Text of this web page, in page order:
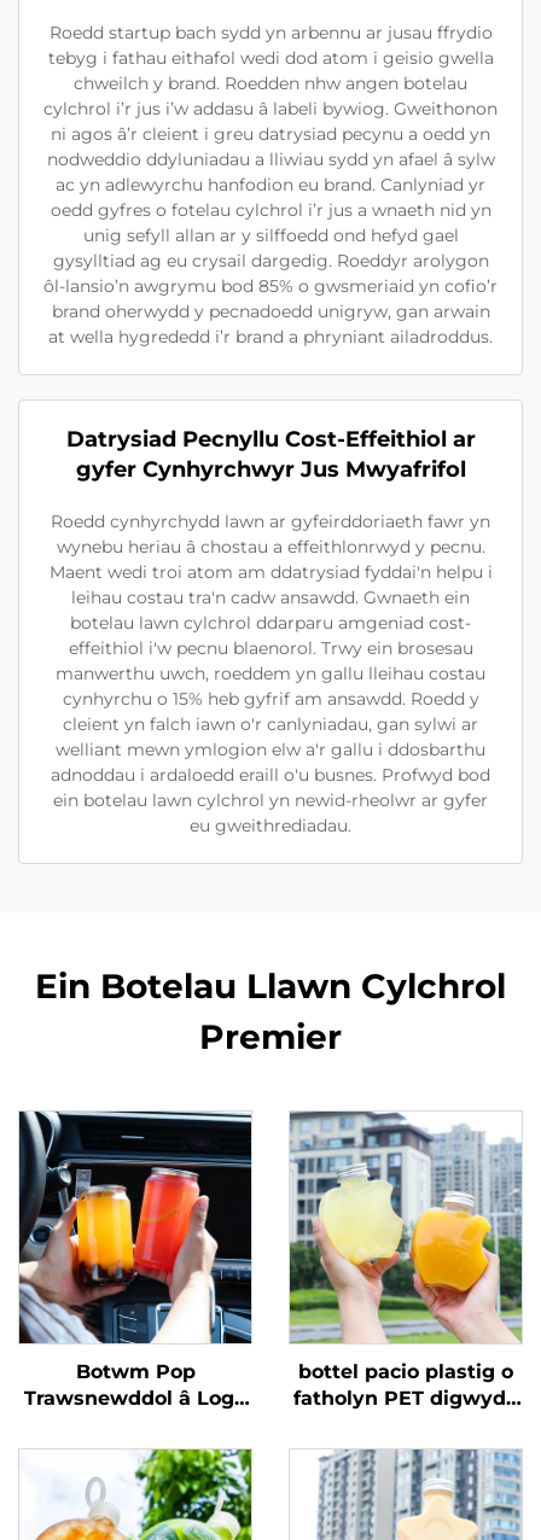
Roedd startup bach sydd yn arbennu ar jusau ffrydio
tebyg i fathau eithafol wedi dod atom i geisio gwella
chweilch y brand. Roedden nhw angen botelau
cylchrol i’r jus i’w addasu â labeli bywiog. Gweithonon
ni agos â’r cleient i greu datrysiad pecynu a oedd yn
nodweddio ddyluniadau a lliwiau sydd yn afael â sylw
ac yn adlewyrchu hanfodion eu brand. Canlyniad yr
oedd gyfres o fotelau cylchrol i’r jus a wnaeth nid yn
unig sefyll allan ar y silffoedd ond hefyd gael
gysylltiad ag eu crysail dargedig. Roeddyr arolygon
ôl-lansio’n awgrymu bod 85% o gwsmeriaid yn cofio’r
brand oherwydd y pecnadoedd unigryw, gan arwain
at wella hygrededd i’r brand a phryniant ailadroddus.
Datrysiad Pecnyllu Cost-Effeithiol ar
gyfer Cynhyrchwyr Jus Mwyafrifol
Roedd cynhyrchydd lawn ar gyfeirddoriaeth fawr yn
wynebu heriau â chostau a effeithlonrwyd y pecnu.
Maent wedi troi atom am ddatrysiad fyddai'n helpu i
leihau costau tra'n cadw ansawdd. Gwnaeth ein
botelau lawn cylchrol ddarparu amgeniad cost-
effeithiol i'w pecnu blaenorol. Trwy ein brosesau
manwerthu uwch, roeddem yn gallu lleihau costau
cynhyrchu o 15% heb gyfrif am ansawdd. Roedd y
cleient yn falch iawn o'r canlyniadau, gan sylwi ar
welliant mewn ymlogion elw a'r gallu i ddosbarthu
adnoddau i ardaloedd eraill o'u busnes. Profwyd bod
ein botelau lawn cylchrol yn newid-rheolwr ar gyfer
eu gweithrediadau.
Ein Botelau Llawn Cylchrol
Premier
Botwm Pop
Trawsnewddol â Logo
gyfer yfed a jusg â
logo addasadwy
bottel pacio plastig o
fatholyn PET digwydd
siâp afal, gall ddal
sudd a yfedion,
cynllun creadigol i
blant